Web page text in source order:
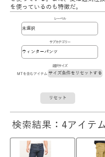
を使っているのも特徴だ。
レーベル
サブカテゴリー
選択サイズ
MTを含むアイテム サイズ条件をリセットする
リセット
検索結果：4アイテム